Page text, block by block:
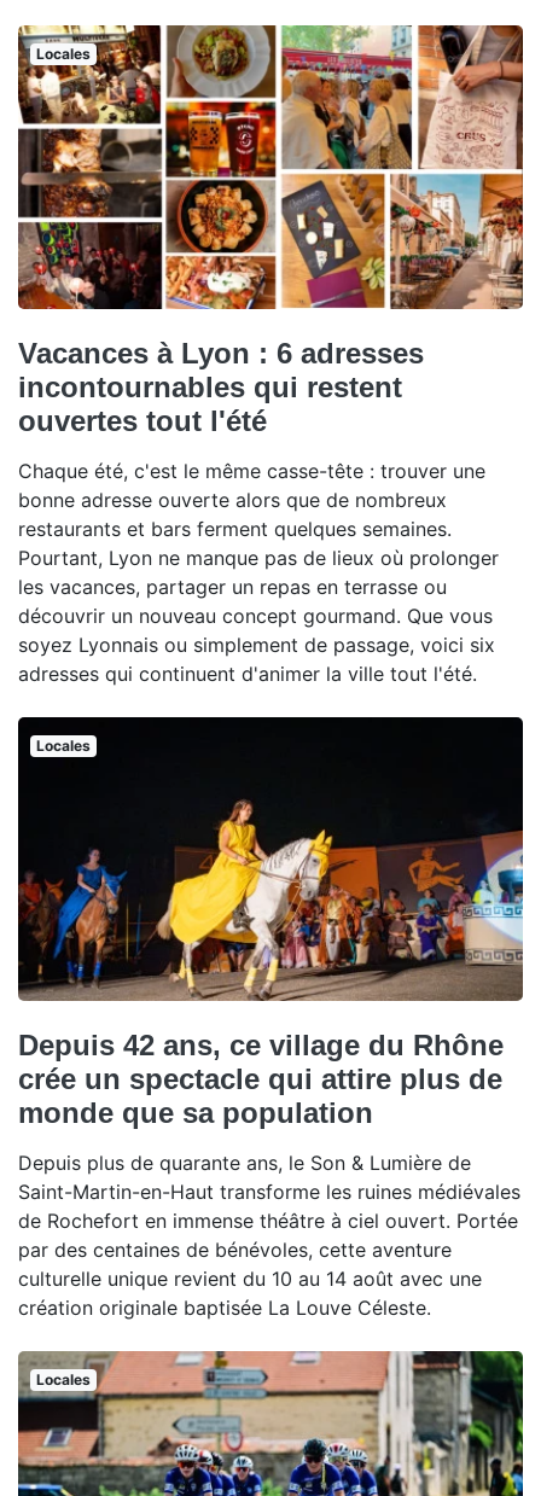
Locales
Vacances à Lyon : 6 adresses
incontournables qui restent
ouvertes tout l'été
Chaque été, c'est le même casse-tête : trouver une
bonne adresse ouverte alors que de nombreux
restaurants et bars ferment quelques semaines.
Pourtant, Lyon ne manque pas de lieux où prolonger
les vacances, partager un repas en terrasse ou
découvrir un nouveau concept gourmand. Que vous
soyez Lyonnais ou simplement de passage, voici six
adresses qui continuent d'animer la ville tout l'été.
Locales
Depuis 42 ans, ce village du Rhône
crée un spectacle qui attire plus de
monde que sa population
Depuis plus de quarante ans, le Son & Lumière de
Saint-Martin-en-Haut transforme les ruines médiévales
de Rochefort en immense théâtre à ciel ouvert. Portée
par des centaines de bénévoles, cette aventure
culturelle unique revient du 10 au 14 août avec une
création originale baptisée La Louve Céleste.
Locales